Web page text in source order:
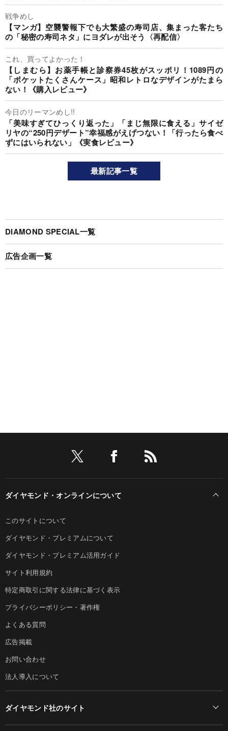
戦争めし
【マンガ】空襲警報下でも大繁盛の寿司店、集まった客たち
の「秘密の寿司ネタ」にヨダレが出そう〈再配信〉
これ、買ってよかった！
【しまむら】お薬手帳と診察券45枚がスッポリ！1089円の
「ポケットたくさんケース」昭和レトロなデザインがたまら
ない！《購入レビュー》
今日のリーマンめし!!
「美味すぎてひっくり返った」「まじ無限に食える」サイゼ
リヤの“250円デザート”幸福感がえげつない！「行ったら食べ
ずにはいられない」《実食レビュー》
最新記事一覧
DIAMOND SPECIAL一覧
広告企画一覧
ダイヤモンド・オンラインについて
このサイトについて
ダイヤモンド・プレミアムについて
ダイヤモンド・プレミアム活用ガイド
サイト利用規約
特定商取引に関する法律に基づく表示
プライバシーポリシー・著作権
よくある質問
広告掲載
お問い合わせ
法人導入について
ダイヤモンド社のサイト